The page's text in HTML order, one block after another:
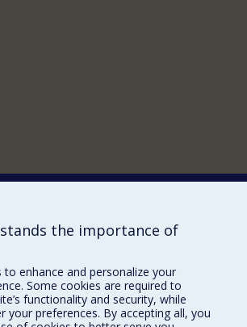
Département?the importance of
to enhance and personalize your
Some cookies are required to
functionality and security, while
your preferences. By accepting all, you